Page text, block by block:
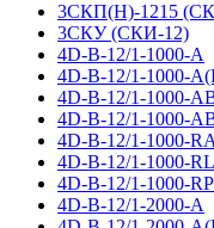
3СКП(Н)-1215
3СКУ (СКИ-12)
4D-B-12/1-1000-A
4D-B-12/1-1000-
4D-B-12/1-1000-
4D-B-12/1-1000-
4D-B-12/1-1000-
4D-B-12/1-1000-
4D-B-12/1-1000-
4D-B-12/1-2000-A